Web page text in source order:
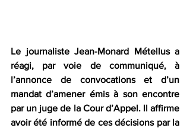
Le journaliste Jean-Monard Métellus a
réagi, par voie de communiqué, à
l’annonce de convocations et d’un
mandat d’amener émis à son encontre
par un juge de la Cour d’Appel. Il affirme
avoir été informé de ces décisions par la